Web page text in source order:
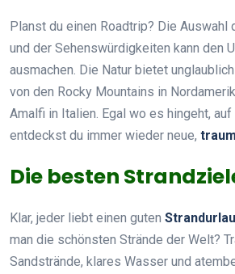
Planst du einen Roadtrip? Die Auswahl
und der Sehenswürdigkeiten kann den
ausmachen. Die Natur bietet
von den Rocky Mountains in
Amalfi in Italien. Egal wo es hingeht,
entdeckst du immer wieder neue,
Die besten
Klar, jeder liebt einen guten
man die schönsten Strände der Welt?
Sandstrände, klares Wasser und